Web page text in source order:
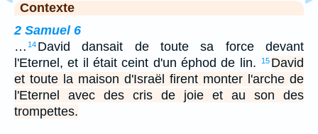
Contexte
2 Samuel 6
… 14 David dansait de toute sa force devant
l'Eternel, et il était ceint d'un éphod de lin.
15 David
et toute la maison d'Israël firent monter l'arche de
l'Eternel avec des cris de joie et au son des
trompettes.